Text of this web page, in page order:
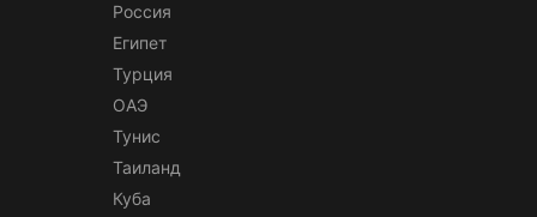
Россия
Египет
Турция
ОАЭ
Тунис
Таиланд
Куба